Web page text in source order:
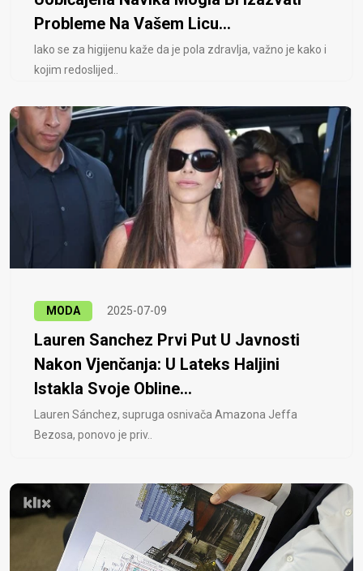
Probleme Na Vašem Licu...
Iako se za higijenu kaže da je pola zdravlja, važno je kako i
kojim redoslijed..
MODA 2025-07-09
Lauren Sanchez Prvi Put U Javnosti
Nakon Vjenčanja: U Lateks Haljini
Istakla Svoje Obline...
Lauren Sánchez, supruga osnivača Amazona Jeffa
Bezosa, ponovo je priv..